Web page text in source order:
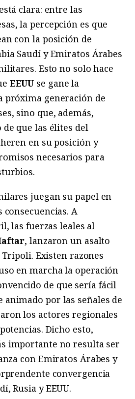
clara: entre las
la percepción es que
con la posición de
Saudí y Emiratos Árabes
Esto no solo hace
EEUU se gane la
próxima generación de
sino que, además,
que las élites del
en su posición y
necesarios para
juegan su papel en
consecuencias. A
las fuerzas leales al
, lanzaron un asalto
Existen razones
en marcha la operación
de que sería fácil
por las señales de
los actores regionales
Dicho esto,
importante no resulta ser
con Emiratos Árabes y
convergencia
Rusia y EEUU.